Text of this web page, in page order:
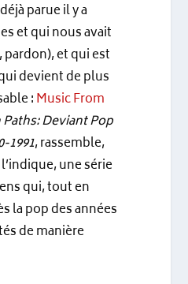
parue il y a
et qui nous avait
et qui est
devient de plus
:Music From
Deviant Pop
1991, rassemble,
une série
qui, tout en
la pop des années
de manière